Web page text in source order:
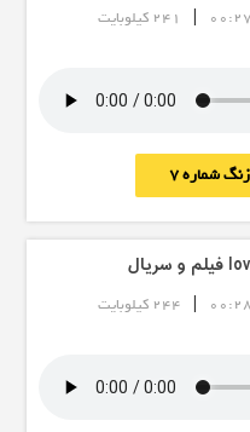
00:27
| 241 کیلوبایت
شماره 7
00:28
| 244 کیلوبایت